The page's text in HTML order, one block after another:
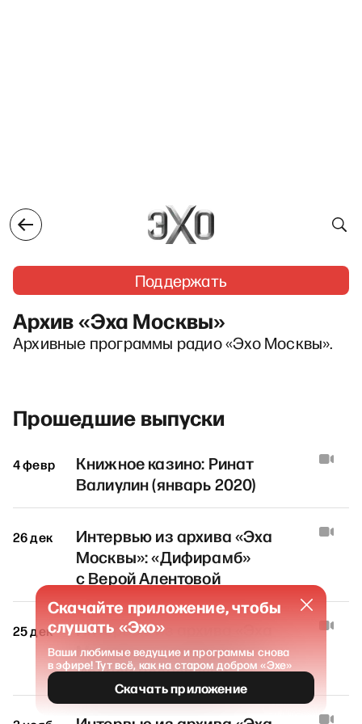
Поддержать
Архив «Эха Москвы»
Архивные программы радио «Эхо Москвы».
Прошедшие выпуски
4 февр
Книжное казино: Ринат
Валиулин (январь 2020)
26 дек
Интервью из архива «Эха
Москвы»: «Дифирамб»
с Верой Алентовой
25 дек
Интервью из архива «Эха
Москвы»: «Без дураков» с
Иреной Лесневской
Скачайте приложение, чтобы
слушать «Эхо»
Ваши любимые ведущие и программы снова
в эфире! Тут всё, как на старом добром «Эхе»
Скачать приложение